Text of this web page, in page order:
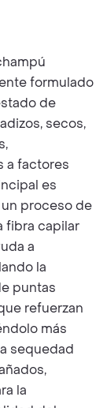
formulado
de
secos,
a factores
es
proceso de
fibra capilar
a
la
puntas
refuerzan
más
sequedad
la